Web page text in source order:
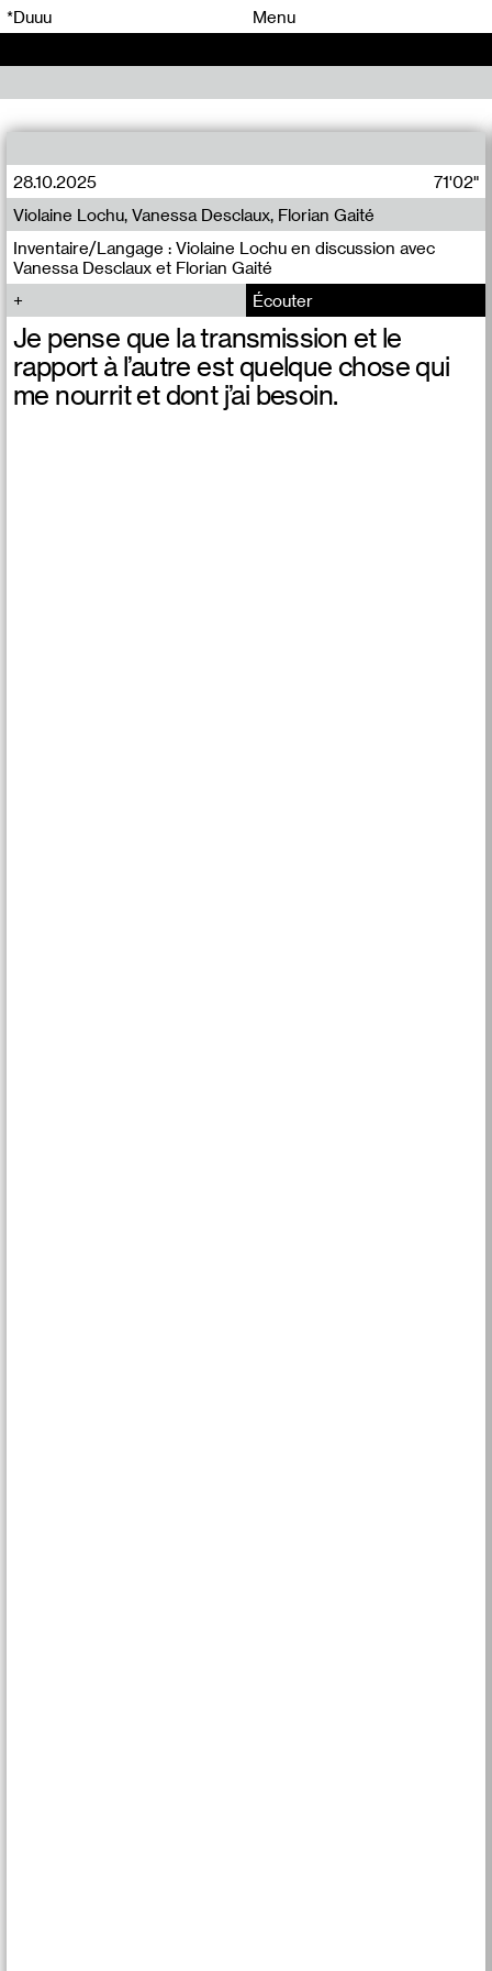
*Duuu Menu
28.10.2025 71'02"
Inventaire/Langage : Violaine Lochu en discussion avec
Vanessa Desclaux et Florian Gaité
Violaine Lochu, Vanessa Desclaux, Florian Gaité
Écouter
Je pense que la transmission et le
rapport à l’autre est quelque chose qui
me nourrit et dont j’ai besoin.
00 00
00 00